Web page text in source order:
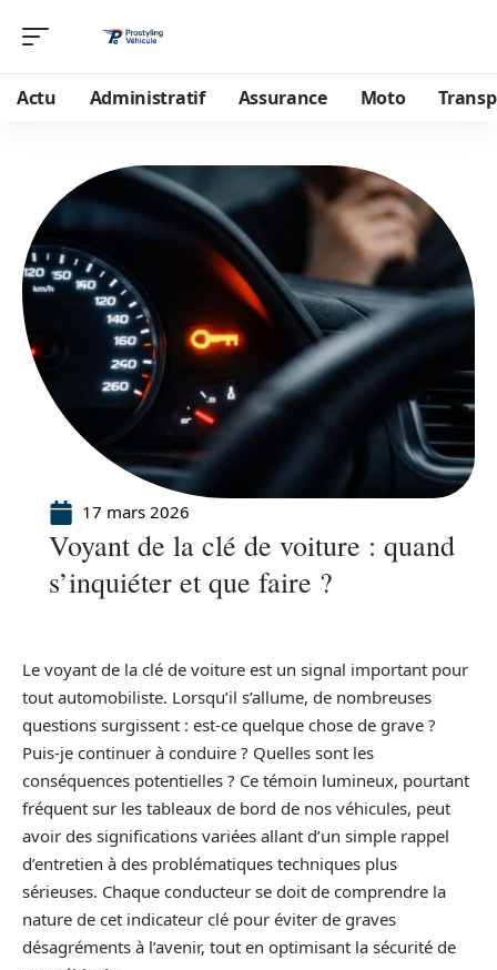
Actu Administratif Assurance Moto
17 mars 2026
Voyant de la clé de voiture : quand
s’inquiéter et que faire ?
Le voyant de la clé de voiture est un signal important pour
tout automobiliste. Lorsqu’il s’allume, de nombreuses
questions surgissent : est-ce quelque chose de grave ?
Puis-je continuer à conduire ? Quelles sont les
conséquences potentielles ? Ce témoin lumineux, pourtant
fréquent sur les tableaux de bord de nos véhicules, peut
avoir des significations variées allant d’un simple rappel
d’entretien à des problématiques techniques plus
sérieuses. Chaque conducteur se doit de comprendre la
nature de cet indicateur clé pour éviter de graves
désagréments à l’avenir, tout en optimisant la sécurité de